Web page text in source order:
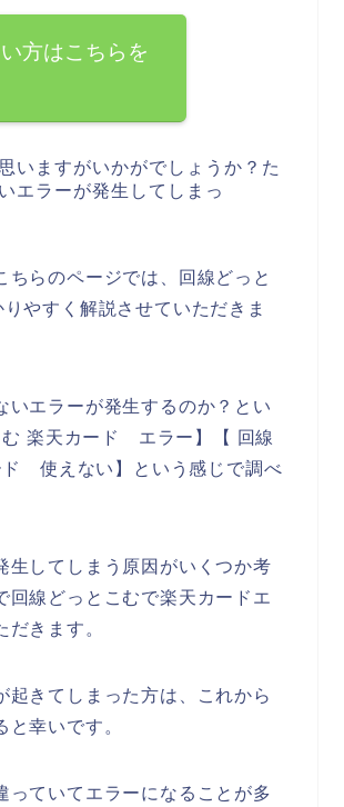
方はこちらを
いますがいかがでしょうか？た
エラーが発生してしまっ
らのページでは、回線どっと
やすく解説させていただきま
いエラーが発生するのか？とい
む 楽天カード エラー】【 回線
使えない】という感じで調べ
生してしまう原因がいくつか考
回線どっとこむで楽天カードエ
きます。
起きてしまった方は、これから
幸いです。
っていてエラーになることが多